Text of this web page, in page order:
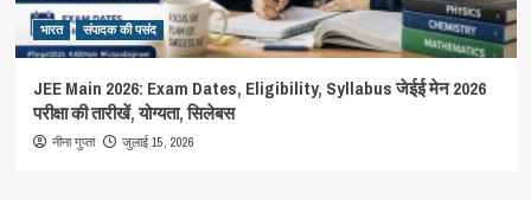
भारत संपादक की पसंद
JEE Main 2026: Exam Dates, Eligibility, Syllabus जेईई मेन 2026
परीक्षा की तारीखें, योग्यता, सिलेबस
नीना गुप्ता जुलाई 15, 2026